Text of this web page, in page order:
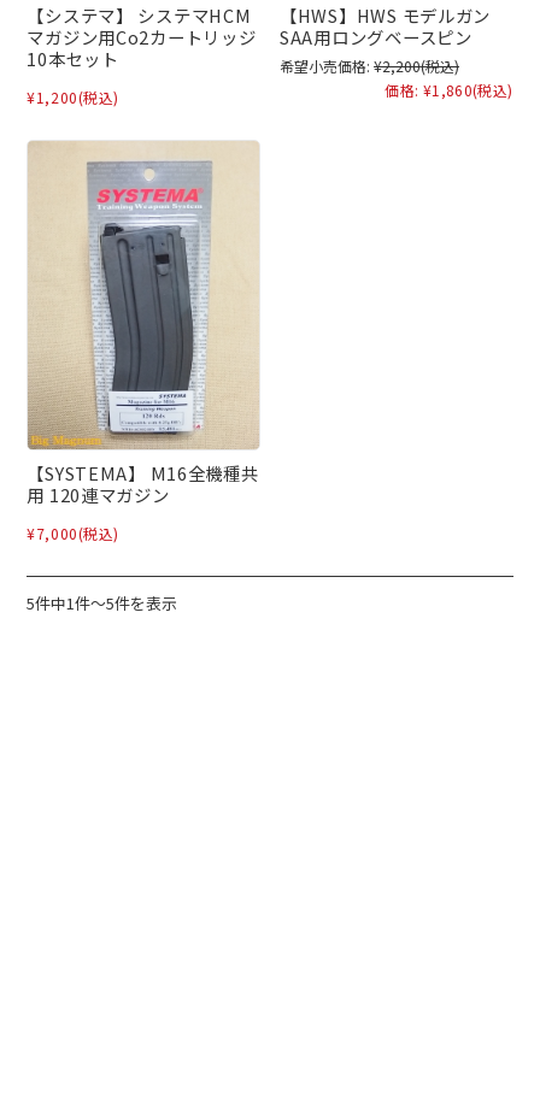
【システマ】 システマHCM
マガジン用Co2カートリッジ
10本セット
¥1,200(税込)
【HWS】HWS モデルガン
SAA用ロングベースピン
希望小売価格: ¥2,200(税込)
価格: ¥1,860(税込)
【SYSTEMA】 M16全機種共
用 120連マガジン
¥7,000(税込)
5件中1件～5件を表示